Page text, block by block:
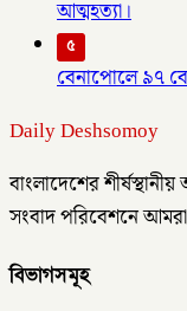
আত্মহত্যা।
৫
বেনাপোলে ৯৭
Daily Deshsomoy
বাংলাদেশের
সংবাদ পরিবেশনে আমরা
বিভাগসমূহ